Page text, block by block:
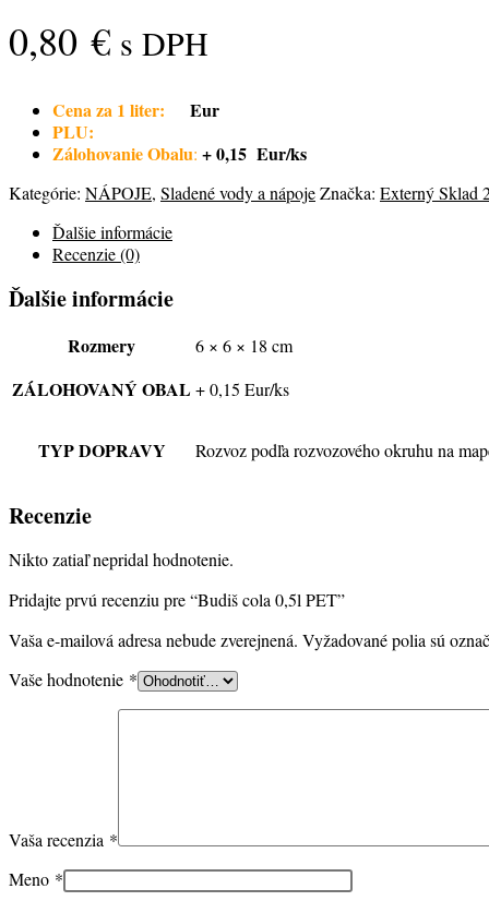
0,80 € s DPH
Cena za 1 liter: Eur
PLU:
Zálohovanie Obalu: + 0,15 Eur/ks
Kategórie: NÁPOJE, Sladené vody a nápojeZnačka: Externý Sklad
Ďalšie informácie
Recenzie (0)
Ďalšie informácie
Rozmery 6 × 6 × 18 cm
ZÁLOHOVANÝ OBAL+ 0,15 Eur/ks
TYP DOPRAVY Rozvoz podľa rozvozového okruhu na
Recenzie
Nikto zatiaľ nepridal hodnotenie.
Pridajte prvú recenziu pre “Budiš cola 0,5l PET”
Vaša e-mailová adresa nebude zverejnená. Vyžadované polia sú
Vaše hodnotenie *
Vaša recenzia *
Meno *